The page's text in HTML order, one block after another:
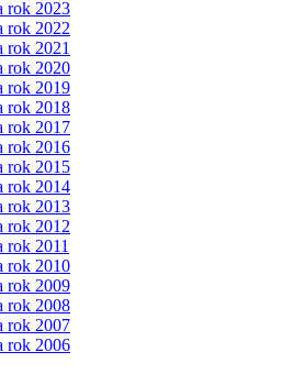
rok 2023
rok 2022
rok 2021
rok 2020
rok 2019
rok 2018
rok 2017
rok 2016
rok 2015
rok 2014
rok 2013
rok 2012
rok 2011
rok 2010
rok 2009
rok 2008
rok 2007
rok 2006